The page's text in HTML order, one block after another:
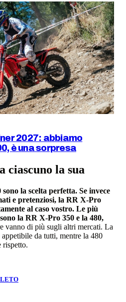
2027: abbiamo
è una sorpresa
ciascuno la sua
la scelta perfetta. Se invece
e pretenziosi, la RR X-Pro
al caso vostro. Le più
la RR X-Pro 350 e la 480,
vanno di più sugli altri mercati. La
da tutti, mentre la 480
rispetto.